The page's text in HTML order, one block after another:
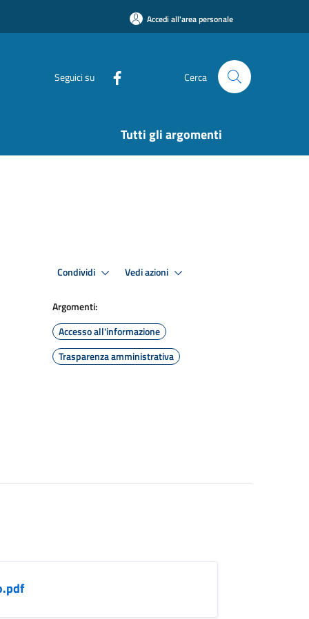
Accedi all'area personale
Seguici su Cerca
Tutti gli argomenti
Condividi Vedi azioni
Argomenti:
Accesso all'informazione
Trasparenza amministrativa